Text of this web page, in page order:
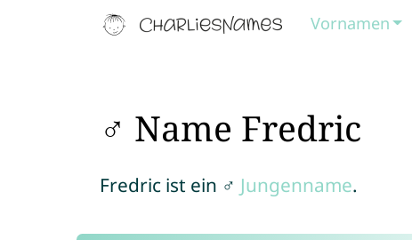
Vornamen
♂ Name Fredric
Fredric ist ein ♂ Jungenname.